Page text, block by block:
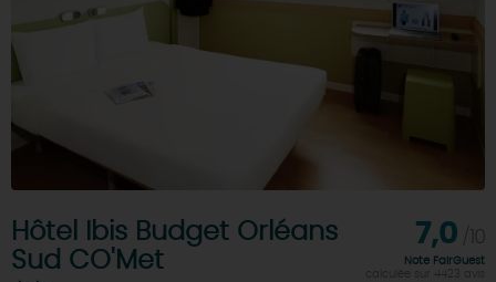
Hôtel Ibis Budget Orléans
Sud CO'Met
7,0
Note FairGuest